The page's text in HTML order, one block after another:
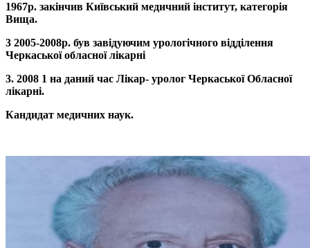
1967р. закінчив Київський медичний інститут, категорія
Вища.
3 2005-2008р. був завідуючим урологічного відділення
Черкаської обласної лікарні
3. 2008 1 на даний час Лікар- уролог Черкаської Обласної
лікарні.
Кандидат медичних наук.